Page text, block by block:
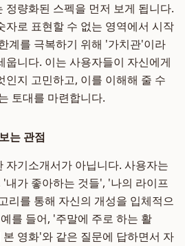
정량화된 스펙을 먼저 보게 됩니다.
자로 표현할 수 없는 영역에서 시작
계를 극복하기 위해 '가치관'이라
웁니다. 이는 사용자들이 자신에게
인지 고민하고, 이를 이해해 줄 수
토대를 마련합니다.
는 관점
자기소개서가 아닙니다. 사용자는
내가 좋아하는 것들', '나의 라이프
리를 통해 자신의 개성을 입체적으
를 들어, '주말에 주로 하는 활
영화'와 같은 질문에 답하면서 자